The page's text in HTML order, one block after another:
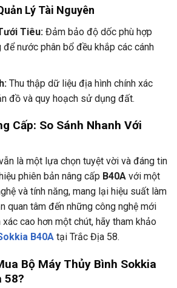
Lý Tài Nguyên
Tiêu: Đảm bảo độ dốc phù hợp
nước phân bổ đều khắp các cánh
Thu thập dữ liệu địa hình chính xác
đồ và quy hoạch sử dụng đất.
Cấp: So Sánh Nhanh Với
là một lựa chọn tuyệt vời và đáng tin
phiên bản nâng cấp B40A với một
và tính năng, mang lại hiệu suất làm
quan tâm đến những công nghệ mới
cao hơn một chút, hãy tham khảo
B40A tại Trắc Địa 58.
Bộ Máy Thủy Bình Sokkia
58?